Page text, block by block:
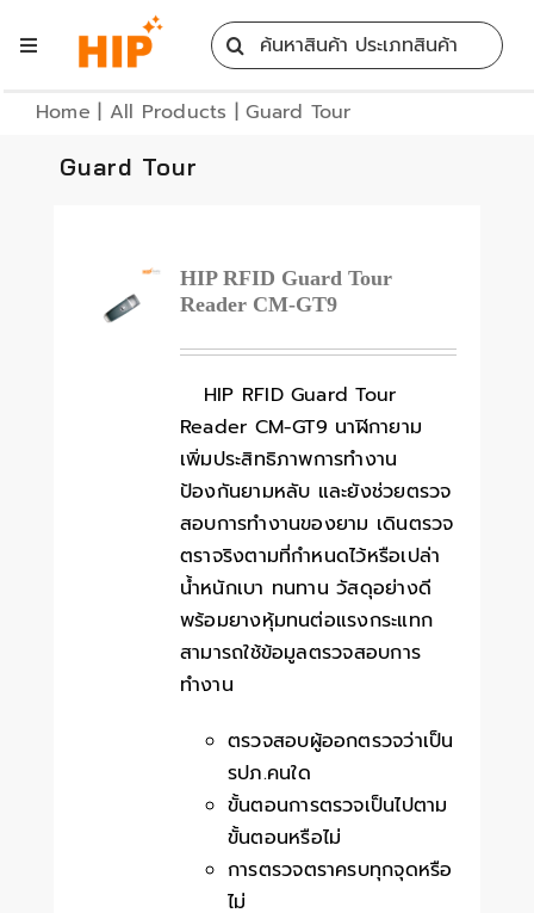
Toggle
Home
Search
for:
Home | All Products |Guard Tour
Guard Tour
HIP RFID Guard Tour
Reader CM-GT9
HIP RFID Guard Tour
Reader CM-GT9 นาฬิกายาม
เพิ่มประสิทธิภาพการทำงาน
ป้องกันยามหลับ และยังช่วยตรวจ
สอบการทำงานของยาม เดินตรวจ
ตราจริงตามที่กำหนดไว้หรือเปล่า
น้ำหนักเบา ทนทาน วัสดุอย่างดี
พร้อมยางหุ้มทนต่อแรงกระแทก
สามารถใช้ข้อมูลตรวจสอบการ
ทำงาน
ตรวจสอบผู้ออกตรวจว่าเป็น
รปภ.คนใด
ขั้นตอนการตรวจเป็นไปตาม
ขั้นตอนหรือไม่
การตรวจตราครบทุกจุดหรือ
ไม่